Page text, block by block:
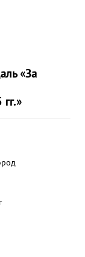
«За